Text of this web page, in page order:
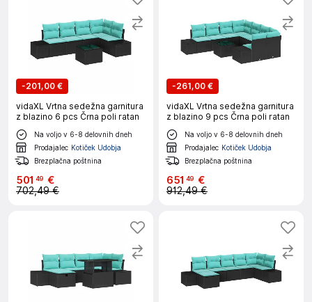
-201,00 €
vidaXL Vrtna sedežna garnitura
z blazino 6 pcs Črna poli ratan
Na voljo v 6-8 delovnih dneh
Prodajalec Kotiček Udobja
Brezplačna poštnina
501 49 €
702,49 €
-261,00 €
vidaXL Vrtna sedežna garnitura
z blazino 9 pcs Črna poli ratan
Na voljo v 6-8 delovnih dneh
Prodajalec Kotiček Udobja
Brezplačna poštnina
651 49 €
912,49 €